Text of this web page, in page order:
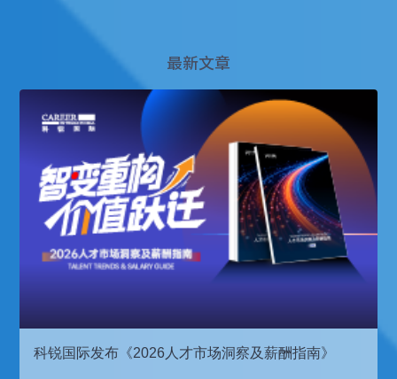
最新文章
科锐国际发布《2026人才市场洞察及薪酬指南》